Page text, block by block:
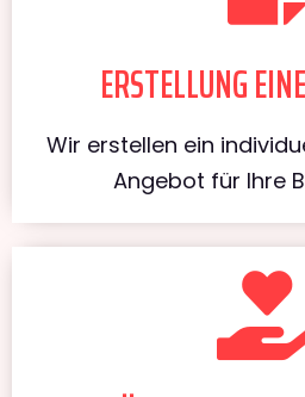
ERSTELLUNG
Wir erstellen ein
Angebot für Ihre